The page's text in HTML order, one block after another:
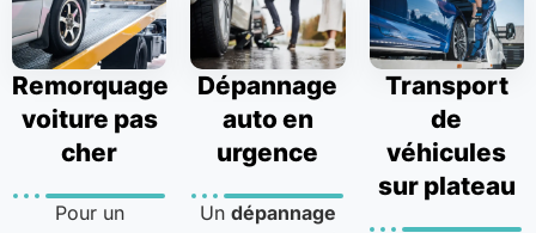
Remorquage
voiture pas
cher
Pour un
Dépannage
auto en
urgence
Un dépannage
Transport
de
véhicules
sur plateau